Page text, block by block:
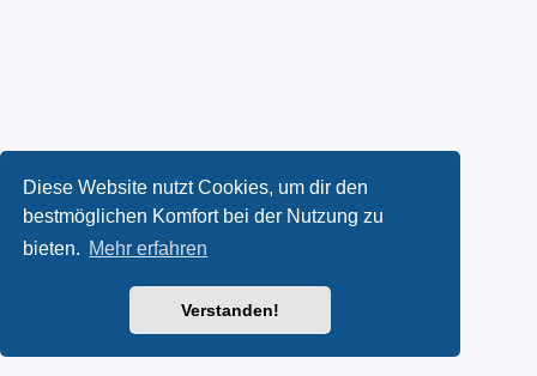
Diese Website nutzt Cookies, um dir den
bestmöglichen Komfort bei der Nutzung zu
bieten. Mehr erfahren
Verstanden!